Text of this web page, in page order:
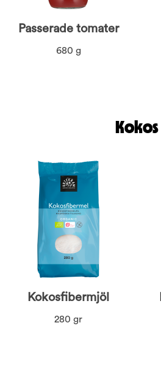
Passerade tomater
680 g
Kokos
Kokosfibermjöl
280 gr